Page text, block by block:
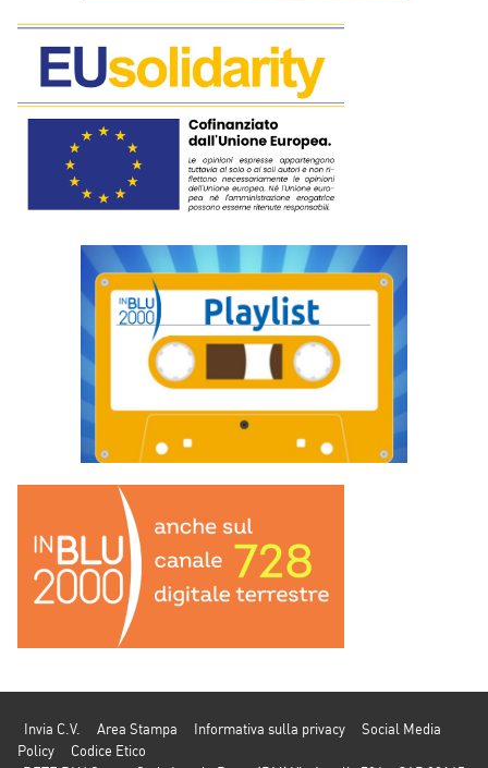
Invia C.V. Area Stampa Informativa sulla privacy
Social Media
Policy
Codice Etico